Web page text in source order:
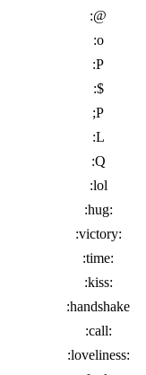
:@
:o
:P
:$
;P
:L
:Q
:lol
:hug:
:victory:
:time:
:kiss:
:handshake
:call:
:loveliness: